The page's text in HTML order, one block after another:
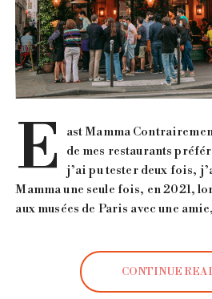
E
ast Mamma
de mes restaurants
j’ai pu tester deux fois,
Mamma une seule fois, en 2021,
aux musées de Paris avec une
CONTINUE